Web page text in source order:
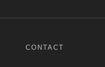
CONTACT